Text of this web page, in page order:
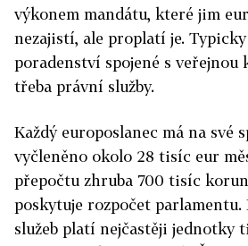
výkonem mandátu, které jim
nezajistí, ale proplatí je.
poradenství spojené s veřejnou
třeba právní služby.
Každý europoslanec má na své
vyčleněno okolo 28 tisíc eur
přepočtu zhruba 700 tisíc
poskytuje rozpočet parlamentu.
služeb platí nejčastěji jednotky